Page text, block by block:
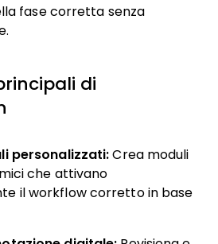
fase corretta senza
di
personalizzati: Crea moduli
che attivano
il workflow corretto in base